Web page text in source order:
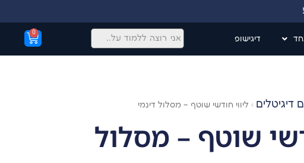
דיגישופ
0
דיגיטלים › ליווי חודשי שוטף – מסלול דינמי
שוטף – מסלול